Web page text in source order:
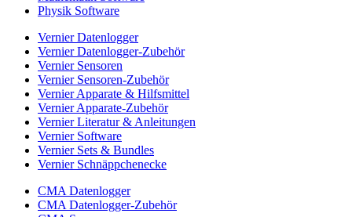
Physik Software
Vernier Datenlogger
Vernier Datenlogger-Zubehör
Vernier Sensoren
Vernier Sensoren-Zubehör
Vernier Apparate & Hilfsmittel
Vernier Apparate-Zubehör
Vernier Literatur & Anleitungen
Vernier Software
Vernier Sets & Bundles
Vernier Schnäppchenecke
CMA Datenlogger
CMA Datenlogger-Zubehör